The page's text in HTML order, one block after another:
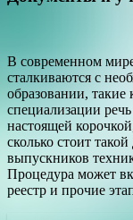
В современном
сталкиваются с
образовании,
специализации
настоящей
сколько стоит
выпускников
Процедура может
реестр и прочие